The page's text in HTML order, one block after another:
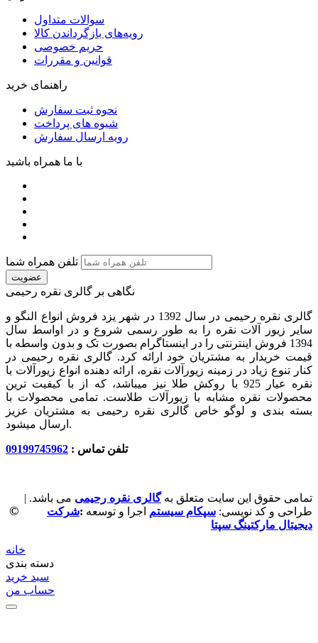
سوالات متداول
رویه‌های بازگرداندن کالا
حریم خصوصی
قوانین و مقررات
راهنمای خرید
نحوه ثبت سفارش
شیوه های پرداخت
رویه ارسال سفارش
با ما همراه باشید
تلفن همراه شما
عضویت
نگاهی بر گالری نقره رحیمی
گالری نقره رحیمی در سال 1392 در شهر یزد فروش انواع النگو و
سایر زیور آلات نقره را به طور رسمی شروع و در اواسط سال
1394 فروش اینترنتی را در اینستاگرام بصورت تک و بدون واسطه با
قیمت خریدار به مشتریان خود ارائه کرد. گالری نقره رحیمی در
کنار تنوع زیاد در زمینه زیورآلات نقره، ارائه دهنده انواع زیورآلات با
نقره عیار 925 با روکش طلا نیز میباشد، که از با کیفیت‏ ترین
محصولات نقره مشابه با زیورآلات طلاست. تمامی محصولات با
بسته بندی و لوگو خاص گالری نقره رحیمی به مشتریان عزیز
ارسال میشود.
تلفن تماس : 09199745962
©
تمامی حقوق این سایت متعلق بهگالری نقره رحیمی می باشد. |
طراحی و کد نویسی: سپکام سیستم اجرا و توسعه :شرکت
دیجیتال مارکتینگ سپتا
خانه
دسته بندی
سبد خرید
حساب من